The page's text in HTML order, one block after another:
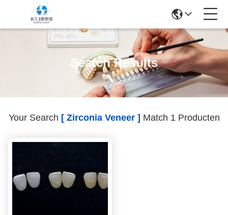
Search Results
Your Search [ Zirconia Veneer ] Match 1 Producten